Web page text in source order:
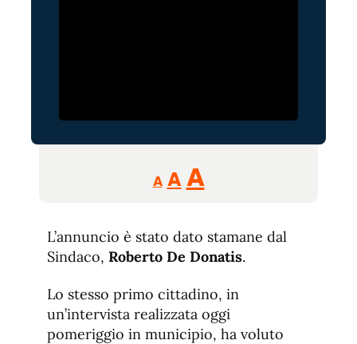
A
Reducir
tamaño
A Restablecer
tamaño
de
fuente
AAumentar
de
fuente.
L’annuncio è stato dato stamane dal
Sindaco, Roberto De Donatis.
Lo stesso primo cittadino, in
un’intervista realizzata oggi
pomeriggio in municipio, ha voluto